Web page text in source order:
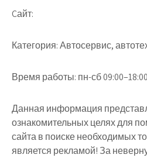
Cайт:
Категория:Автосервис,
Время работы: пн-сб 09:00–18:00
Данная информация
ознакомительных целях для
сайта в поиске необходимых
является рекламой! За